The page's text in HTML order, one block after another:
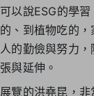
以說ESG的學習
、到植物吃的
的勤儉與努力
與延伸。
覽的洪堯昆，